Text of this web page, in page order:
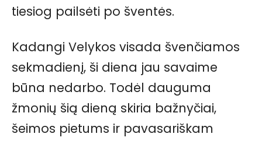
tiesiog pailsėti po šventės.
Kadangi Velykos visada švenčiamos
sekmadienį, ši diena jau savaime
būna nedarbo. Todėl dauguma
žmonių šią dieną skiria bažnyčiai,
šeimos pietums ir pavasariškam